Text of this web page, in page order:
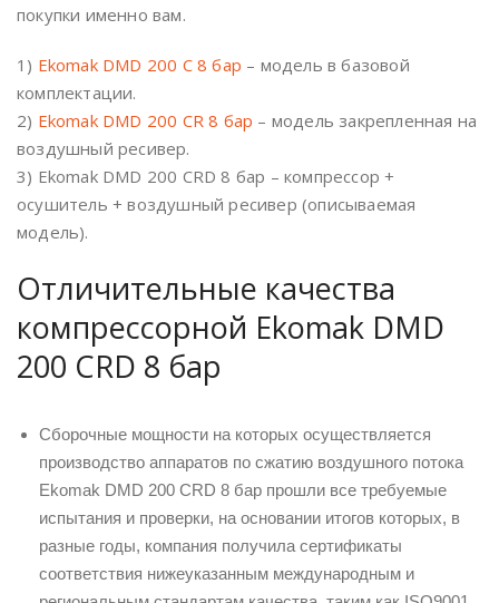
покупки именно вам.
1) Ekomak DMD 200 C 8 бар – модель в базовой
комплектации.
2) Ekomak DMD 200 CR 8 бар – модель закрепленная на
воздушный ресивер.
3) Ekomak DMD 200 CRD 8 бар – компрессор +
осушитель + воздушный ресивер (описываемая
модель).
Отличительные качества
компрессорной Ekomak DMD
200 CRD 8 бар
Сборочные мощности на которых осуществляется
производство аппаратов по сжатию воздушного потока
Ekomak DMD 200 CRD 8 бар прошли все требуемые
испытания и проверки, на основании итогов которых, в
разные годы, компания получила сертификаты
соответствия нижеуказанным международным и